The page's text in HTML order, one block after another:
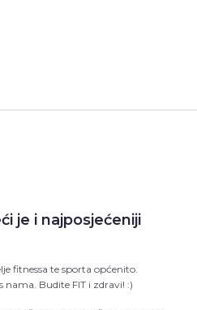
je i najposjećeniji
fitnessa te sporta općenito.
nama. Budite FIT i zdravi! :)